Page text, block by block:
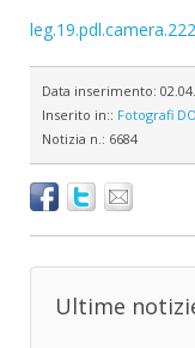
Data inserimento:
Inserito in:: Fotografi
Notizia n.: 6684
Ultime